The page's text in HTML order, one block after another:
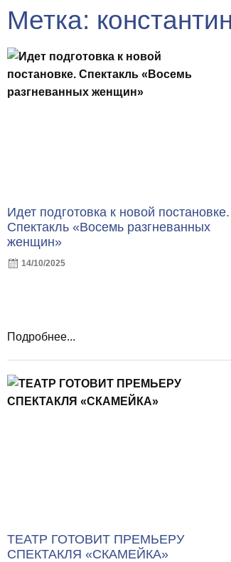
Метка:
Идет подготовка к новой постановке.
Спектакль «Восемь разгневанных
женщин»
14/10/2025
Подробнее...
ТЕАТР ГОТОВИТ ПРЕМЬЕРУ
СПЕКТАКЛЯ «СКАМЕЙКА»